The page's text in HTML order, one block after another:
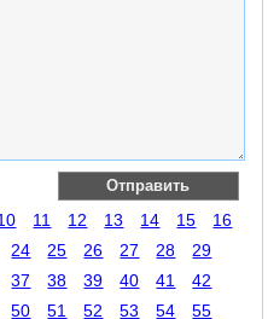
11 12 13 14 15
16
24 25 26 27 28
29
37 38 39 40 41
42
50 51 52 53 54
55